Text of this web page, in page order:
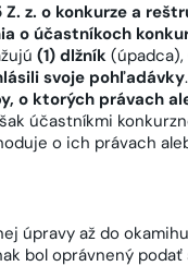
Z. z. o konkurze a
o účastníkoch
(1) dlžník (úpadca),
svoje pohľadávky
o ktorých právach
účastníkmi
o ich právach
úpravy až do
bol oprávnený